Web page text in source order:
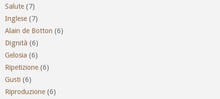
Salute (7)
Inglese (7)
Alain de Botton (6)
Dignità (6)
Gelosia (6)
Ripetizione (6)
Gusti (6)
Riproduzione (6)